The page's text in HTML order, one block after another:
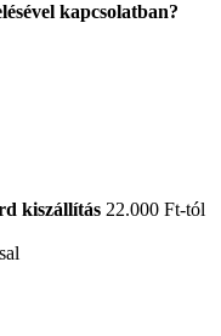
kapcsolatban?
kiszállítás 22.000 Ft-tól